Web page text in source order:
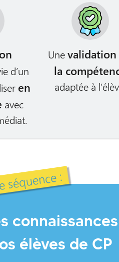
d’un
en
avec
Unevalidation
la
adaptée à
séquence :
élèves de CP